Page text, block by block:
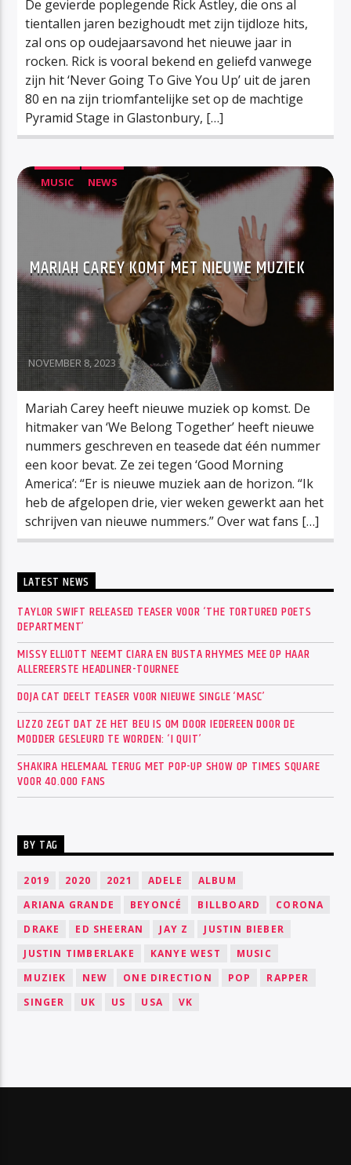
De gevierde poplegende Rick Astley, die ons al
tientallen jaren bezighoudt met zijn tijdloze hits,
zal ons op oudejaarsavond het nieuwe jaar in
rocken. Rick is vooral bekend en geliefd vanwege
zijn hit ‘Never Going To Give You Up’ uit de jaren
80 en na zijn triomfantelijke set op de machtige
Pyramid Stage in Glastonbury, […]
MUSIC NEWS
MARIAH CAREY KOMT MET NIEUWE MUZIEK
NOVEMBER 8, 2023
Mariah Carey heeft nieuwe muziek op komst. De
hitmaker van ‘We Belong Together’ heeft nieuwe
nummers geschreven en teasede dat één nummer
een koor bevat. Ze zei tegen ‘Good Morning
America’: “Er is nieuwe muziek aan de horizon. “Ik
heb de afgelopen drie, vier weken gewerkt aan het
schrijven van nieuwe nummers.” Over wat fans […]
LATEST NEWS
TAYLOR SWIFT RELEASED TEASER VOOR ‘THE TORTURED POETS
DEPARTMENT’
MISSY ELLIOTT NEEMT CIARA EN BUSTA RHYMES MEE OP HAAR
ALLEREERSTE HEADLINER-TOURNEE
DOJA CAT DEELT TEASER VOOR NIEUWE SINGLE ‘MASC’
LIZZO ZEGT DAT ZE HET BEU IS OM DOOR IEDEREEN DOOR DE
MODDER GESLEURD TE WORDEN: ‘I QUIT’
SHAKIRA HELEMAAL TERUG MET POP-UP SHOW OP TIMES SQUARE
VOOR 40.000 FANS
BY TAG
2019 2020 2021 ADELE
ALBUM
ARIANA GRANDE
BEYONCÉ BILLBOARD
CORONA
DRAKE
ED SHEERAN JAY Z
JUSTIN BIEBER
JUSTIN TIMBERLAKE
KANYE WEST
MUSIC
MUZIEK
NEW ONE DIRECTION POP
RAPPER
SINGER
UK US USA VK